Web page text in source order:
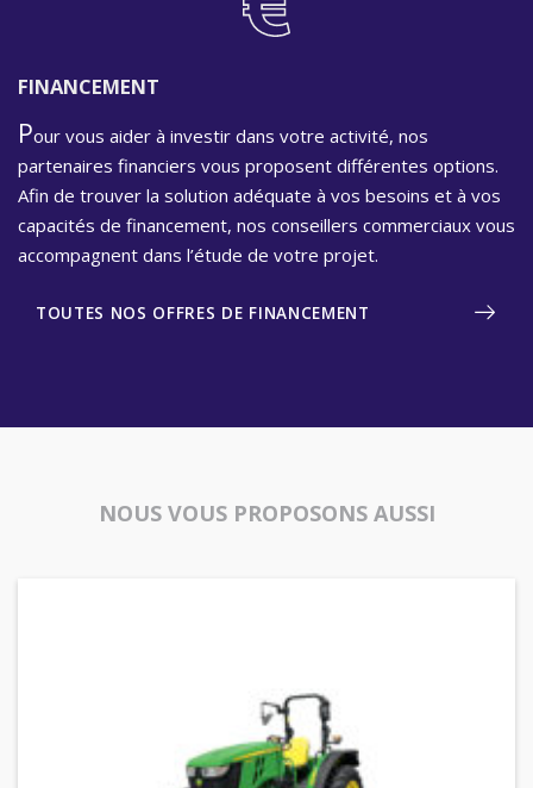
FINANCEMENT
Pour vous aider à investir dans votre activité, nos
partenaires financiers vous proposent différentes options.
Afin de trouver la solution adéquate à vos besoins et à vos
capacités de financement, nos conseillers commerciaux vous
accompagnent dans l’étude de votre projet.
TOUTES NOS OFFRES DE FINANCEMENT
NOUS VOUS PROPOSONS AUSSI